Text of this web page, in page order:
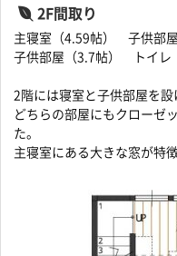
2F間取り
主寝室（4.59帖） 子供部屋
子供部屋（3.7帖） トイレ
2階には寝室と子供部屋を設
どちらの部屋にもクローゼ
た。
主寝室にある大きな窓が特徴